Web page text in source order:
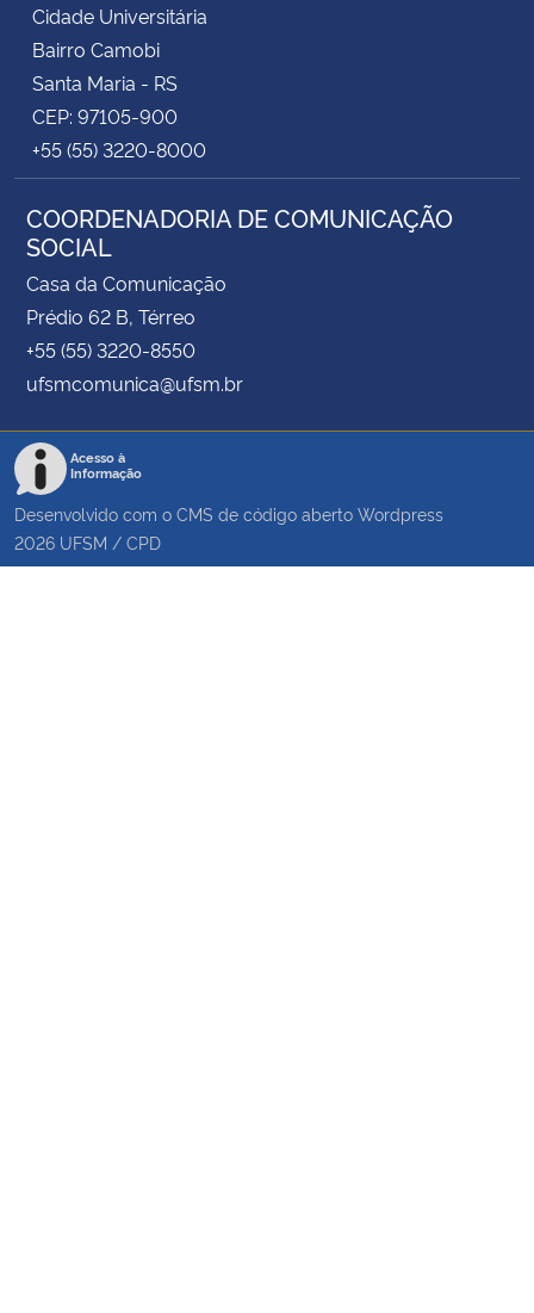
Cidade Universitária
Bairro Camobi
Santa Maria - RS
CEP: 97105-900
+55 (55) 3220-8000
COORDENADORIA DE COMUNICAÇÃO
SOCIAL
Casa da Comunicação
Prédio 62 B, Térreo
+55 (55) 3220-8550
ufsmcomunica@ufsm.br
Acesso à
Informação
Desenvolvido com o CMS de código aberto Wordpress
2026 UFSM / CPD